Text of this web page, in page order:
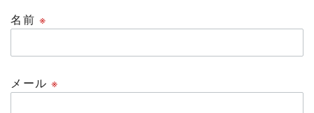
名前 ※
メール※